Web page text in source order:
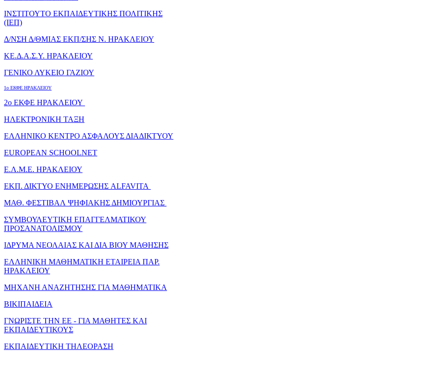
ΙΝΣΤΙΤΟΥΤΟ ΕΚΠΑΙΔΕΥΤΙΚΗΣ ΠΟΛΙΤΙΚΗΣ
(ΙΕΠ)
Δ/ΝΣΗ Δ/ΘΜΙΑΣ ΕΚΠ/ΣΗΣ Ν. ΗΡΑΚΛΕΙΟΥ
ΚΕ.Δ.Α.Σ.Υ. ΗΡΑΚΛΕΙΟΥ
ΓΕΝΙΚΟ ΛΥΚΕΙΟ ΓΑΖΙΟΥ
1o ΕΚΦΕ ΗΡΑΚΛΕΙΟΥ
2o ΕΚΦΕ ΗΡΑΚΛΕΙΟΥ
ΗΛΕΚΤΡΟΝΙΚΗ ΤΑΞΗ
ΕΛΛΗΝΙΚΟ ΚΕΝΤΡΟ ΑΣΦΑΛΟΥΣ ΔΙΑΔΙΚΤΥΟΥ
EUROPEAN SCHOOLNET
Ε.Λ.Μ.Ε. ΗΡΑΚΛΕΙΟΥ
ΕΚΠ. ΔΙΚΤΥΟ ΕΝΗΜΕΡΩΣΗΣ ALFAVITA
ΜΑΘ. ΦΕΣΤΙΒΑΛ ΨΗΦΙΑΚΗΣ ΔΗΜΙΟΥΡΓΙΑΣ
ΣΥΜΒΟΥΛΕΥΤΙΚΗ ΕΠΑΓΓΕΛΜΑΤΙΚΟΥ
ΠΡΟΣΑΝΑΤΟΛΙΣΜΟΥ
ΙΔΡΥΜΑ ΝΕΟΛΑΙΑΣ ΚΑΙ ΔΙΑ ΒΙΟΥ ΜΑΘΗΣΗΣ
ΕΛΛΗΝΙΚΗ ΜΑΘΗΜΑΤΙΚΗ ΕΤΑΙΡΕΙΑ ΠΑΡ.
ΗΡΑΚΛΕΙΟΥ
ΜΗΧΑΝΗ ΑΝΑΖΗΤΗΣΗΣ ΓΙΑ ΜΑΘΗΜΑΤΙΚΑ
ΒΙΚΙΠΑΙΔΕΙΑ
ΓΝΩΡΙΣΤΕ ΤΗΝ ΕΕ - ΓΙΑ ΜΑΘΗΤΕΣ ΚΑΙ
ΕΚΠΑΙΔΕΥΤΙΚΟΥΣ
ΕΚΠΑΙΔΕΥΤΙΚΗ ΤΗΛΕΟΡΑΣΗ